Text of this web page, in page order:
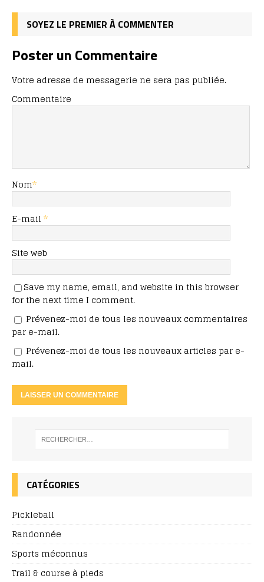
SOYEZ LE PREMIER À COMMENTER
Poster un Commentaire
Votre adresse de messagerie ne sera pas publiée.
Commentaire
Nom*
E-mail *
Site web
Save my name, email, and website in this browser
for the next time I comment.
Prévenez-moi de tous les nouveaux commentaires
par e-mail.
Prévenez-moi de tous les nouveaux articles par e-
mail.
CATÉGORIES
Pickleball
Randonnée
Sports méconnus
Trail & course à pieds